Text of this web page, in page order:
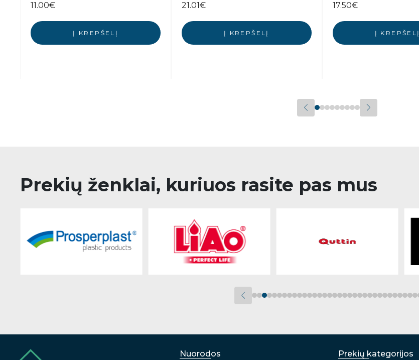
11.00€
Į KREPŠELĮ
21.01€
Į KREPŠELĮ
17.50€
Į KREPŠELĮ
Prekių ženklai, kuriuos rasite pas mus
Nuorodos
Prekių kategorijos